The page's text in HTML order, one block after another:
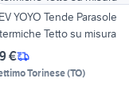
YOYO Tende Parasole
Tetto su misura
€
Torinese(TO)